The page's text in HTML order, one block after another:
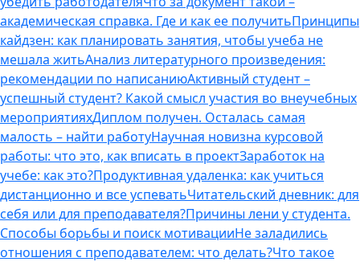
академическая справка. Где и как ее получитьПринципы
кайдзен: как планировать занятия, чтобы учеба не
мешала житьАнализ литературного произведения:
рекомендации по написаниюАктивный студент –
успешный студент? Какой смысл участия во внеучебных
мероприятияхДиплом получен. Осталась самая
малость – найти работуНаучная новизна курсовой
работы: что это, как вписать в проектЗаработок на
учебе: как это?Продуктивная удаленка: как учиться
дистанционно и все успеватьЧитательский дневник: для
себя или для преподавателя?Причины лени у студента.
Способы борьбы и поиск мотивацииНе заладились
отношения с преподавателем: что делать?Что такое